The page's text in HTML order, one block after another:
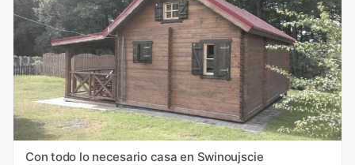
Con todo lo necesario casa en Swinoujscie